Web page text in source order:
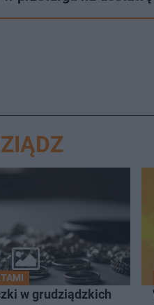
w grudziądzkich